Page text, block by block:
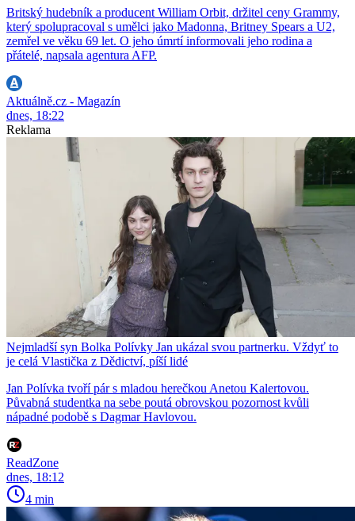
Britský hudebník a producent William Orbit, držitel ceny Grammy,
který spolupracoval s umělci jako Madonna, Britney Spears a U2,
zemřel ve věku 69 let. O jeho úmrtí informovali jeho rodina a
přátelé, napsala agentura AFP.
Aktuálně.cz - Magazín
dnes, 18:22
Reklama
Nejmladší syn Bolka Polívky Jan ukázal svou partnerku. Vždyť to
je celá Vlastička z Dědictví, píší lidé
Jan Polívka tvoří pár s mladou herečkou Anetou Kalertovou.
Půvabná studentka na sebe poutá obrovskou pozornost kvůli
nápadné podobě s Dagmar Havlovou.
ReadZone
dnes, 18:12
4 min